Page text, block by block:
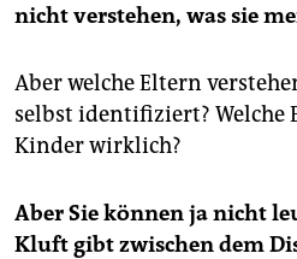
nicht verstehen, was sie
Aber welche Eltern
selbst identifiziert? Welche
Kinder wirklich?
Aber Sie können ja nicht
Kluft gibt zwischen dem